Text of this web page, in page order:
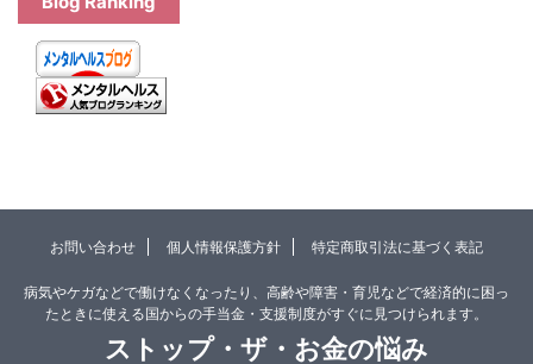
お問い合わせ 個人情報保護方針 特定商取引法に基づく表記
病気やケガなどで働けなくなったり、高齢や障害・育児などで経済的に困っ
たときに使える国からの手当金・支援制度がすぐに見つけられます。
ストップ・ザ・お金の悩み